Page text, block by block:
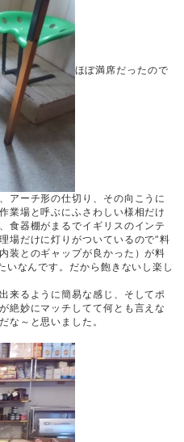
ほぼ満席だったので
アーチ形の仕切り、その向こうに
業場と呼ぶにふさわしい様相だけ
食器棚がまるでイギリスのインテ
場だけに灯りがついているので”料
装とのギャップが良かった）が料
いなんです。だから飽きないし楽し
来るように簡易な感じ、そしてポ
絶妙にマッチしてて何とも言えな
な～と思いました。